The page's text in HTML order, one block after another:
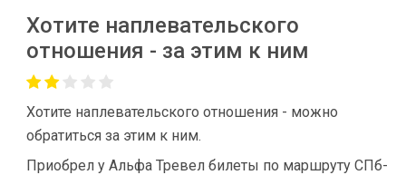
Хотите наплевательского
отношения - за этим к ним
Хотите наплевательского отношения - можно
обратиться за этим к ним.
Приобрел у Альфа Тревел билеты по маршруту СПб-